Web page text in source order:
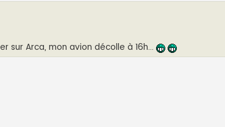
sur Arca, mon avion décolle à 16h...